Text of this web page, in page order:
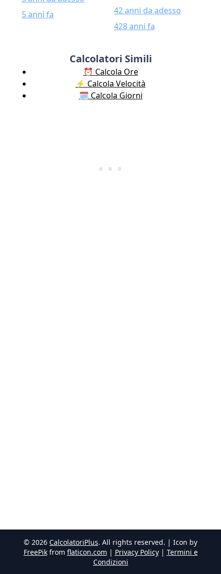
5 anni fa
42 anni da adesso
428 anni fa
Calcolatori Simili
⏰ Calcola Ore
⚡️ Calcola Velocità
🗓️ Calcola Giorni
© 2026 CalcolatoriPlus. All rights reserved. | Icon by
FreePik from flaticon.com | Privacy Policy| Termini e
Condizioni